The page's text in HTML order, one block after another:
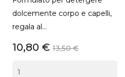
dolcemente corpo e capelli,
regala al...
10,80 € 13,50 €